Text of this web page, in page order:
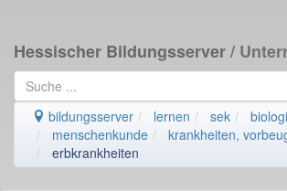
Hessischer Bildungsserver/
bildungsserver lernen sek
menschenkunde
krankheiten,
erbkrankheiten